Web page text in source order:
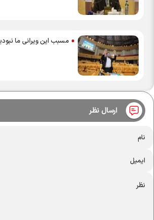
مسبب این ویرانی ما نبودیم
ارسال نظر